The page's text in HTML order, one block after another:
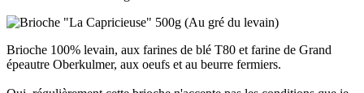
Brioche 100% levain, aux farines de blé T80 et farine de Grand
épeautre Oberkulmer, aux oeufs et au beurre fermiers.